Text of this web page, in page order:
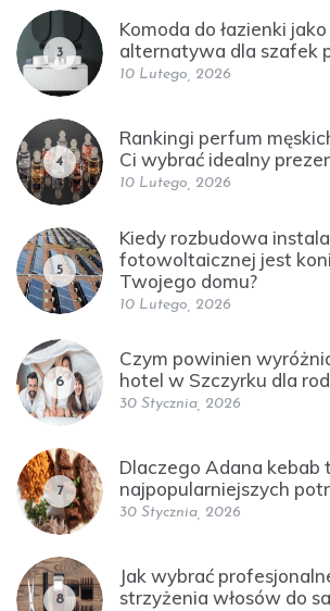
3
Komoda do łazienki
alternatywa dla szafek
10 Lutego, 2026
4
Rankingi perfum
Ci wybrać idealny
10 Lutego, 2026
5
Kiedy rozbudowa
fotowoltaicznej jest
Twojego domu?
10 Lutego, 2026
6
Czym powinien
hotel w Szczyrku dla
30 Stycznia, 2026
7
Dlaczego Adana kebab
najpopularniejszych
30 Stycznia, 2026
8
Jak wybrać
strzyżenia włosów do